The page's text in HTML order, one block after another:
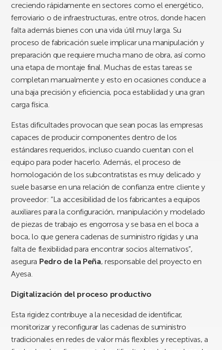
creciendo rápidamente en sectores como el energético,
ferroviario o de infraestructuras, entre otros, donde hacen
falta además bienes con una vida útil muy larga. Su
proceso de fabricación suele implicar una manipulación y
preparación que requiere mucha mano de obra, así como
una etapa de montaje final. Muchas de estas tareas se
completan manualmente y esto en ocasiones conduce a
una baja precisión y eficiencia, poca estabilidad y una gran
carga física.
Estas dificultades provocan que sean pocas las empresas
capaces de producir componentes dentro de los
estándares requeridos, incluso cuando cuentan con el
equipo para poder hacerlo. Además, el proceso de
homologación de los subcontratistas es muy delicado y
suele basarse en una relación de confianza entre cliente y
proveedor: “La accesibilidad de los fabricantes a equipos
auxiliares para la configuración, manipulación y modelado
de piezas de trabajo es engorrosa y se basa en el boca a
boca, lo que genera cadenas de suministro rígidas y una
falta de flexibilidad para encontrar socios alternativos”,
asegura Pedro de la Peña, responsable del proyecto en
Ayesa.
Digitalización del proceso productivo
Esta rigidez contribuye a la necesidad de identificar,
monitorizar y reconfigurar las cadenas de suministro
tradicionales en redes de valor más flexibles y receptivas, a